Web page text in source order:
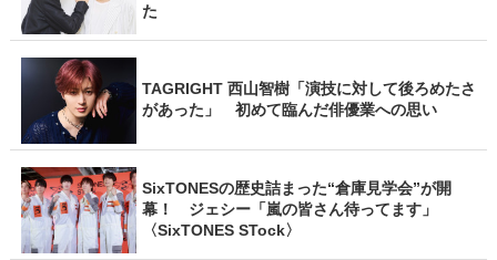
た
TAGRIGHT 西山智樹「演技に対して後ろめたさ
があった」 初めて臨んだ俳優業への思い
SixTONESの歴史詰まった“倉庫見学会”が開
幕！ ジェシー「嵐の皆さん待ってます」
〈SixTONES STock〉